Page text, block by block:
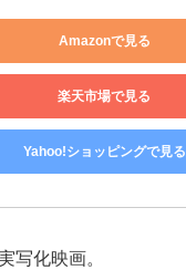
Amazonで見る
楽天市場で見る
Yahoo!ショッピングで見る
写化映画。